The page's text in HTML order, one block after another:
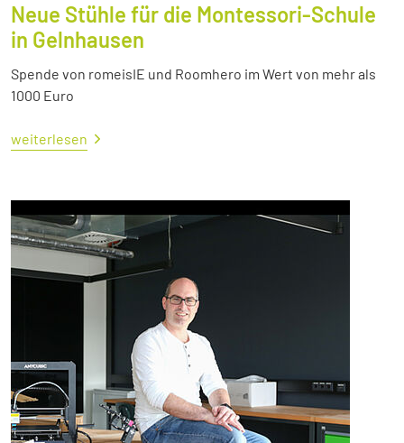
Neue Stühle für die Montessori-Schule
in Gelnhausen
Spende von romeisIE und Roomhero im Wert von mehr als
1000 Euro
weiterlesen